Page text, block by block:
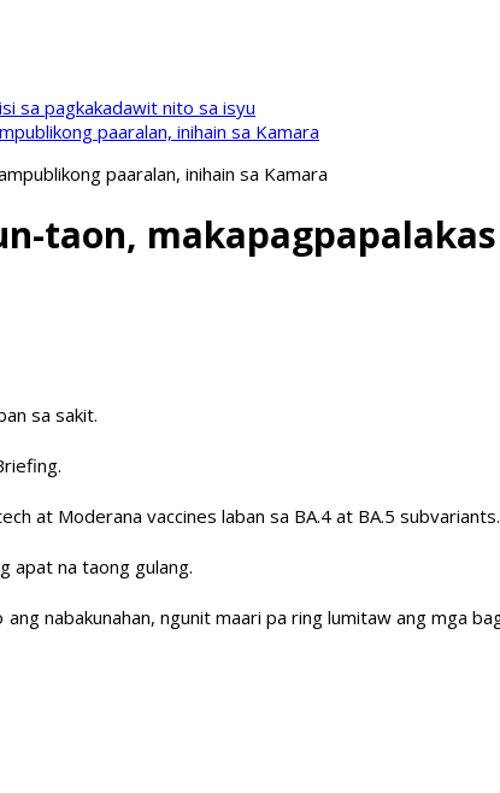
sa pagkakadawit nito sa isyu
paaralan, inihain sa Kamara
paaralan, inihain sa Kamara
taon,
sa sakit.
at Moderana vaccines laban sa BA.4 at BA.5 subvariants.
apat na taong gulang.
nabakunahan, ngunit maari pa ring lumitaw ang mga